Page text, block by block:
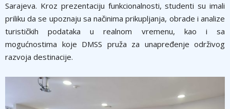
Sarajeva. Kroz prezentaciju funkcionalnosti, studenti su imali
priliku da se upoznaju sa načinima prikupljanja, obrade i analize
turističkih podataka u realnom vremenu, kao i sa
mogućnostima koje DMSS pruža za unapređenje održivog
razvoja destinacije.